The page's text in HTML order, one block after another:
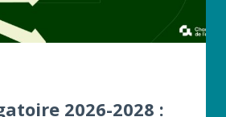
2026-2028 :